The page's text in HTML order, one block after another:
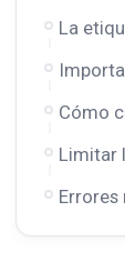
La
Cómo
Limitar
Errores